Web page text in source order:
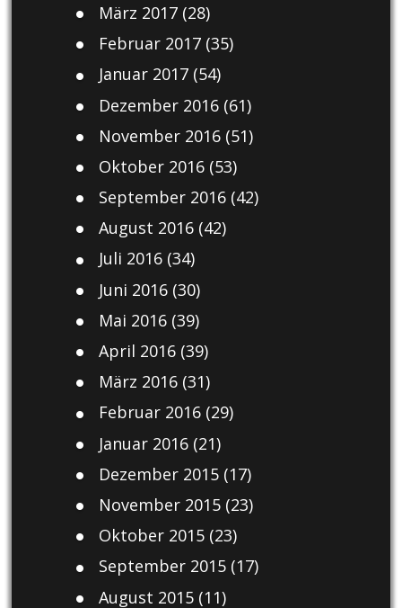
März 2017(28)
Februar 2017(35)
Januar 2017(54)
Dezember 2016(61)
November 2016(51)
Oktober 2016(53)
September 2016(42)
August 2016(42)
Juli 2016(34)
Juni 2016(30)
Mai 2016(39)
April 2016(39)
März 2016(31)
Februar 2016(29)
Januar 2016(21)
Dezember 2015(17)
November 2015(23)
Oktober 2015(23)
September 2015(17)
August 2015(11)